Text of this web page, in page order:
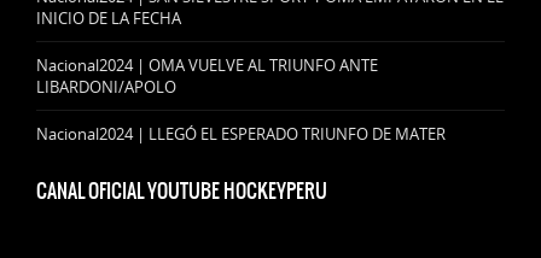
INICIO DE LA FECHA
Nacional2024 | OMA VUELVE AL TRIUNFO ANTE
LIBARDONI/APOLO
Nacional2024 | LLEGÓ EL ESPERADO TRIUNFO DE MATER
CANAL OFICIAL YOUTUBE HOCKEYPERU